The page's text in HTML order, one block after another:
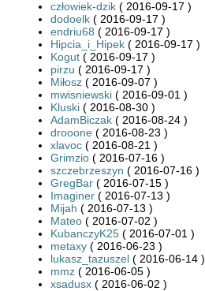
człowiek-dzik ( 2016-09-17 )
dodoelk ( 2016-09-17 )
endriu68 ( 2016-09-17 )
Hipcia_i_Hipek ( 2016-09-17 )
Kogut ( 2016-09-17 )
pirzu ( 2016-09-17 )
Miłosz ( 2016-09-07 )
mwisniewski ( 2016-09-01 )
Kluski ( 2016-08-30 )
AdamBiczak ( 2016-08-24 )
drooone ( 2016-08-23 )
xlavoc ( 2016-08-21 )
Grimzio ( 2016-07-16 )
szczebrzeszyn ( 2016-07-16 )
GregBar ( 2016-07-15 )
Imaginer ( 2016-07-13 )
Mijah ( 2016-07-13 )
Mateo ( 2016-07-02 )
KubanczyK25 ( 2016-07-01 )
metaxy ( 2016-06-23 )
lukasz_tazuszel ( 2016-06-14 )
mmz ( 2016-06-05 )
xsadusx ( 2016-06-02 )